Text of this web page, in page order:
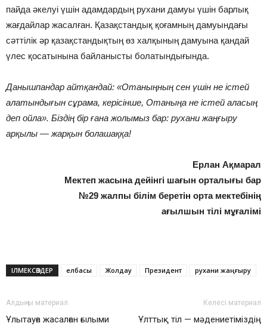
пайда әкелуі үшін адамдардың рухани дамуы үшін барлық
жағдайлар жасалған. Қазақстандық қоғамның дамуындағы
сәттілік әр қазақстандықтың өз халқының дамуына қандай
үлес қосатынына байланысты болатындығында.
Данышпандар айтқандай: «Отаныңның сен үшін не істей
алатындығын сұрама, керісінше, Отаныңа не істей аласың
деп ойла». Біздің бір ғана жолымыз бар: рухани жаңғыру
арқылы — жарқын болашаққа!
Ерлан Ақмарал
Мектеп жасына дейінгі шағын орталығы бар
№29 жалпы білім беретін орта мектебінің
ағылшын тілі мұғалімі
ІЛМЕКСӨЗДЕР елбасы Жолдау Президент рухани жаңғыру
Алдыңғы материал
Ұлытауға жасалған ғылыми
Келесі материал
Ұлттық тіл — мәдениетіміздің